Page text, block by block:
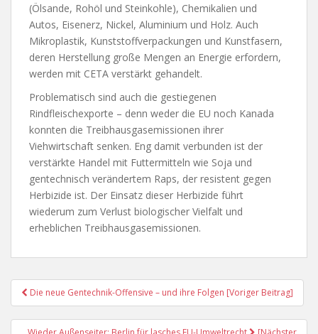
(Ölsande, Rohöl und Steinkohle), Chemikalien und
Autos, Eisenerz, Nickel, Aluminium und Holz. Auch
Mikroplastik, Kunststoffverpackungen und Kunstfasern,
deren Herstellung große Mengen an Energie erfordern,
werden mit CETA verstärkt gehandelt.
Problematisch sind auch die gestiegenen
Rindfleischexporte – denn weder die EU noch Kanada
konnten die Treibhausgasemissionen ihrer
Viehwirtschaft senken. Eng damit verbunden ist der
verstärkte Handel mit Futtermitteln wie Soja und
gentechnisch verändertem Raps, der resistent gegen
Herbizide ist. Der Einsatz dieser Herbizide führt
wiederum zum Verlust biologischer Vielfalt und
erheblichen Treibhausgasemissionen.
Post
Navigation
Die neue Gentechnik-Offensive – und ihre Folgen [Voriger Beitrag]